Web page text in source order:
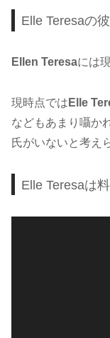
Elle Teresaの
Ellen Teresaには
現時点では Elle
などもあまり囁か
氏がいないと考え
Elle Teresaは